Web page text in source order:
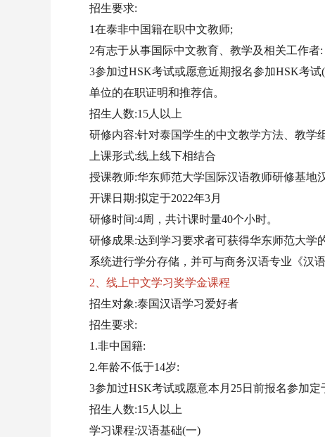
招生要求:
1在泰非中国籍在职中文教师;
2有志于从事国际中文教育、教学及相关工作者:
3参加过HSK考试或愿意近期报名参加HSK考
单位的在职证明和推荐信。
招生人数:15人以上
研修内容:针对泰国学生的中文教学方法、教学
上课形式:线上线下相结合
授课教师:华东师范大学国际汉语教师研修基地
开课日期:拟定于2022年3月
研修时间:4周，共计课时量40个小时。
研修成果:达到学习要求者可获得华东师范大学
系统进行学分存储，并可与商务汉语专业《汉
2、线上中文学习奖学金课程
招生对象:泰国汉语学习爱好者
招生要求:
1.非中国籍:
2.年龄不低于14岁:
3参加过HSK考试或愿意本月25日前报名参加定
招生人数:15人以上
学习课程:汉语基础(一)